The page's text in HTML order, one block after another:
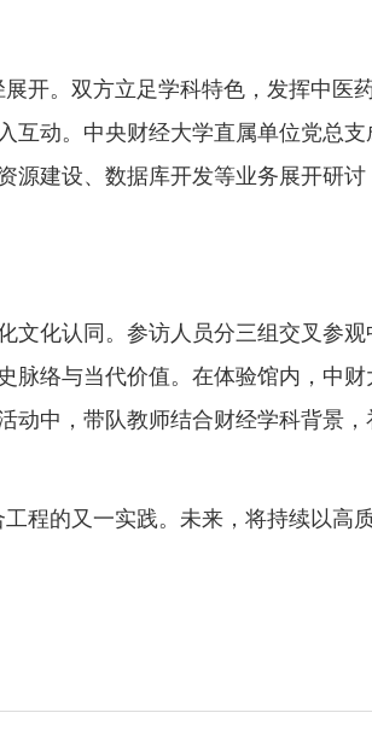
开。双方立足学科特色，发挥中医
动。中央财经大学直属单位党总
建设、数据库开发等业务展开研
文化认同。参访人员分三组交叉参
络与当代价值。在体验馆内，中
动中，带队教师结合财经学科背景
程的又一实践。未来，将持续以高